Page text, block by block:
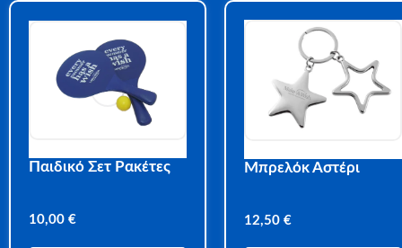
Παιδικό Σετ Ρακέτες
10,00 €
Μπρελόκ Αστέρι
12,50 €